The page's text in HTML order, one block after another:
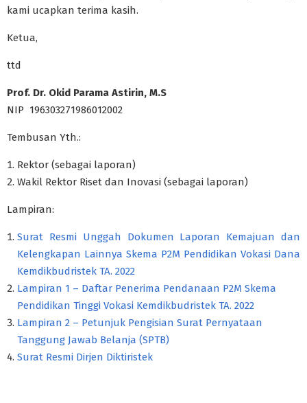
kami ucapkan terima kasih.
Ketua,
ttd
Prof. Dr. Okid Parama Astirin, M.S
NIP 196303271986012002
Tembusan Yth.:
Rektor (sebagai laporan)
Wakil Rektor Riset dan Inovasi (sebagai laporan)
Lampiran:
Surat Resmi Unggah Dokumen Laporan Kemajuan dan
Kelengkapan Lainnya Skema P2M Pendidikan Vokasi Dana
Kemdikbudristek TA. 2022
Lampiran 1 – Daftar Penerima Pendanaan P2M Skema
Pendidikan Tinggi Vokasi Kemdikbudristek TA. 2022
Lampiran 2 – Petunjuk Pengisian Surat Pernyataan
Tanggung Jawab Belanja (SPTB)
Surat Resmi Dirjen Diktiristek